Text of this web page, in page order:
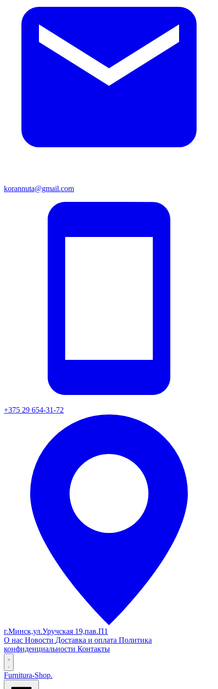
korannuta@gmail.com
+375 29 654-31-72
г.Минск,ул.Уручская 19,пав.П1
О нас Новости Доставка и оплата Политика
конфиденциальности Контакты
Furnitura-Shop.